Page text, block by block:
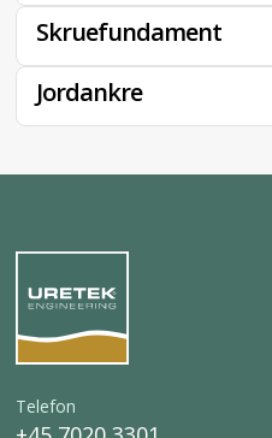
Fyldning af hulrum
Stabilisering af